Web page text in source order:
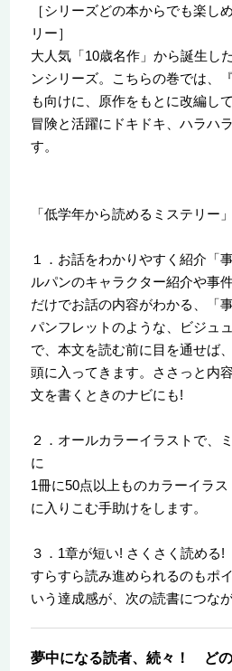
［シリーズどの本からでも楽し
リー］
大人気「10歳名作」から誕生し
ンシリーズ。こちらの巻では、
も向けに、原作をもとに改編し
冒険と活躍にドキドキ、ハラハ
す。
「低学年から読めるミステリー
１．お話をわかりやすく紹介「事
ルパンのキャラクター紹介や事
だけでお話の内容がわかる、「
パンフレットのような、ビジュ
で、本文を読む前に目を通せば
頭に入ってきます。ささっと内
文を書くときのナビにも!
２．オールカラーイラストで、
に
1冊に50点以上ものカラーイラ
に入りこむ手助けをします。
３．1章が短い! さくさく読める!
すらすら読み進められるのもポ
いう達成感が、次の読書につなが
夢中になる読者、続々！ ど